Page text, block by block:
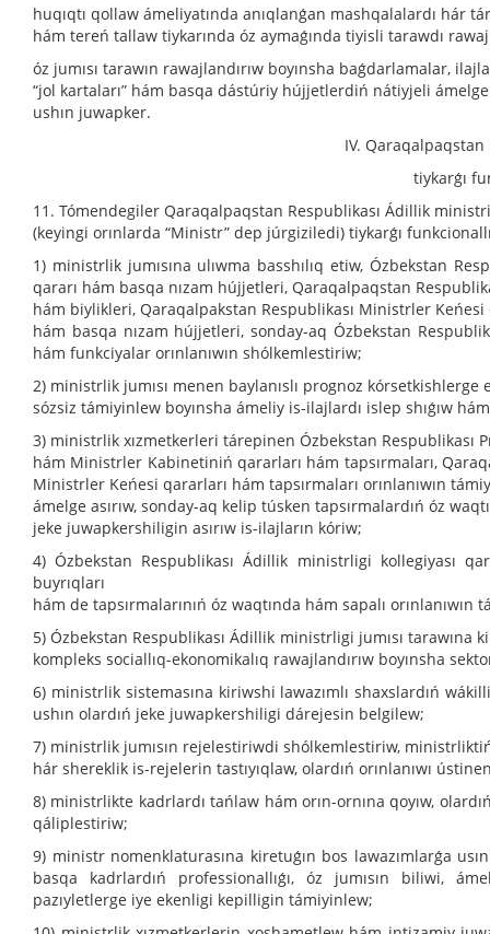
huqıqtı qollaw ámeliyatında anıqlanǵan mashqalalardı hár
hám tereń tallaw tiykarında óz aymaǵında tiyisli tarawdı
óz jumısı tarawın rawajlandırıw boyınsha baǵdarlamalar,
“jol kartaları” hám basqa dástúriy hújjetlerdiń nátiyjeli ámelge
ushın juwapker.
IV.
tiykarǵı
11. Tómendegiler Qaraqalpaqstan Respublikası Ádillik
(keyingi orınlarda “Ministr” dep júrgiziledi) tiykarǵı
1) ministrlik jumısına ulıwma basshılıq etiw, Ózbekstan
qararı hám basqa nızam hújjetleri, Qaraqalpaqstan
hám biylikleri, Qaraqalpakstan Respublikası Ministrler Keńesi
hám basqa nızam hújjetleri, sonday-aq Ózbekstan
hám funkciyalar orınlanıwın shólkemlestiriw;
2) ministrlik jumısı menen baylanıslı prognoz kórsetkishlerge
sózsiz támiyinlew boyınsha ámeliy is-ilajlardı islep shıǵıw
3) ministrlik xızmetkerleri tárepinen Ózbekstan Respublikası
hám Ministrler Kabinetiniń qararları hám tapsırmaları,
Ministrler Keńesi qararları hám tapsırmaları orınlanıwın
ámelge asırıw, sonday-aq kelip túsken tapsırmalardıń óz
jeke juwapkershiligin asırıw is-ilajların kóriw;
4) Ózbekstan Respublikası Ádillik ministrligi kollegiyası
buyrıqları
hám de tapsırmalarınıń óz waqtında hám sapalı orınlanıwın
5) Ózbekstan Respublikası Ádillik ministrligi jumısı tarawına
kompleks sociallıq-ekonomikalıq rawajlandırıw boyınsha
6) ministrlik sistemasına kiriwshi lawazımlı shaxslardıń
ushın olardıń jeke juwapkershiligi dárejesin belgilew;
7) ministrlik jumısın rejelestiriwdi shólkemlestiriw,
hár shereklik is-rejelerin tastıyıqlaw, olardıń orınlanıwı
8) ministrlikte kadrlardı tańlaw hám orın-ornına qoyıw,
qáliplestiriw;
9) ministr nomenklaturasına kiretuǵın bos lawazımlarǵa
basqa kadrlardıń professionallıǵı, óz jumısın biliwi,
pazıyletlerge iye ekenligi kepilligin támiyinlew;